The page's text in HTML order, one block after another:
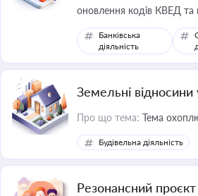
оновлення кодів КВЕД та
Банківська
діяльність
Земельні відносини
Про що тема: Тема
Будівельна діяльність
Резонансний проєкт